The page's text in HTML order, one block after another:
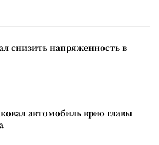
снизить напряженность в
автомобиль врио главы